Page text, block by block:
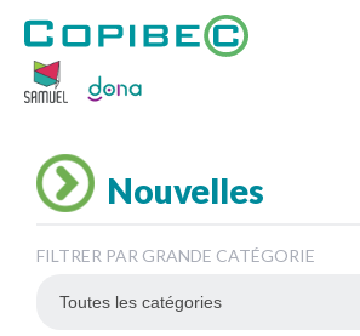
Nouvelles
FILTRER PAR GRANDE CATÉGORIE